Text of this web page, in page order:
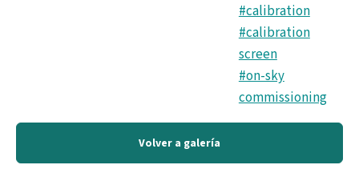
#calibration
#calibration
screen
#on-sky
commissioning
Volver a galería